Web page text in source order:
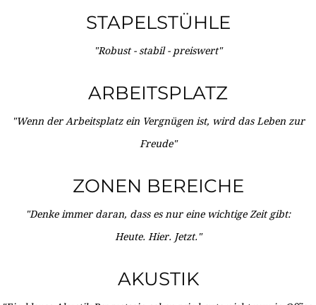
STAPELSTÜHLE
"Robust - stabil - preiswert"
ARBEITSPLATZ
"Wenn der Arbeitsplatz ein Vergnügen ist, wird das Leben zur
Freude"
ZONEN BEREICHE
"Denke immer daran, dass es nur eine wichtige Zeit gibt:
Heute. Hier. Jetzt."
AKUSTIK